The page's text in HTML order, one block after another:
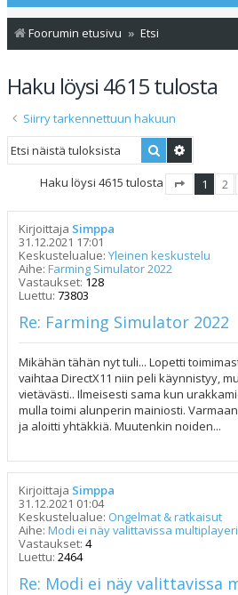
Foorumin etusivu Etsi
Haku löysi 4615 tulosta
Siirry tarkennettuun hakuun
Etsi
Haku löysi 4615 tulosta
1 2
Kirjoittaja Simppa
31.12.2021 17:01
Keskustelualue: Yleinen keskustelu
Aihe: Farming Simulator 2022
Vastaukset: 128
Luettu: 73803
Re: Farming Simulator 2022
Mikähän tähän nyt tuli... Lopetti
vaihtaa DirectX11 niin peli käynnistyy,
vietävästi.. Ilmeisesti sama kun
mulla toimi alunperin mainiosti.
ja aloitti yhtäkkiä. Muutenkin noiden...
Kirjoittaja Simppa
31.12.2021 01:04
Keskustelualue: Ongelmat & ratkaisut
Aihe: Modi ei näy valittavissa
Vastaukset: 4
Luettu: 2464
Re: Modi ei näy valittavissa